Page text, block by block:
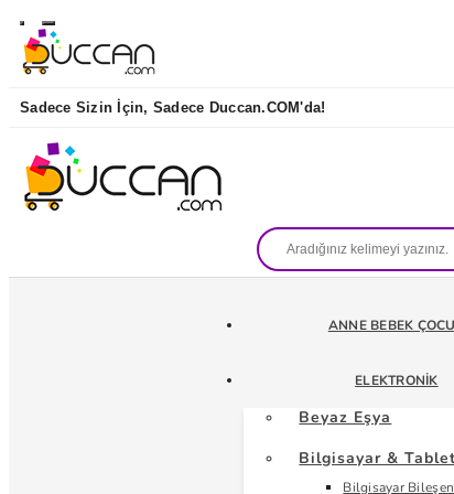
Sadece Sizin İçin, Sadece Duccan.COM'da!
ANNE BEBEK
ELEKTRONIK
Beyaz Eşya
Bilgisayar &
Bilgisayar